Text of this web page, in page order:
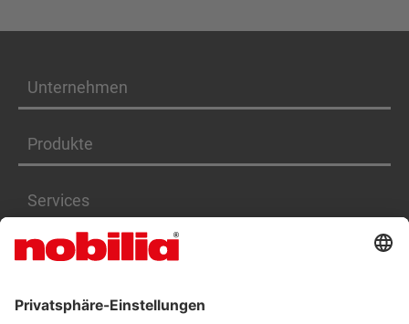
Unternehmen
Produkte
Services
Karriere